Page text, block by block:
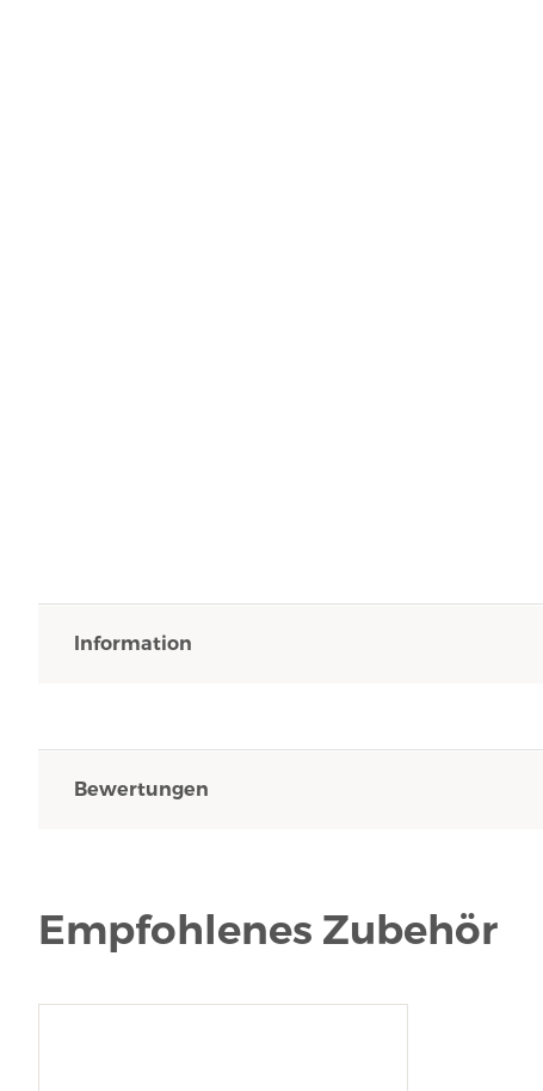
Information
Bewertungen
Empfohlenes Zubehör